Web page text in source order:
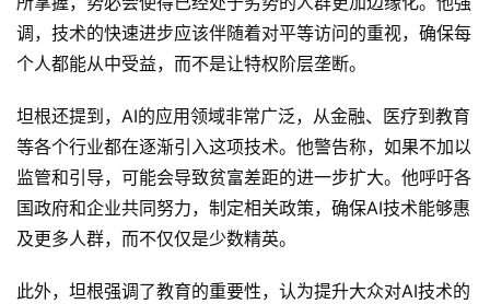
用
汇
A
I
知
识
库
登录 注册
调，技术的快速进步应该伴随着对平等访问的重视，确保每
个人都能从中受益，而不是让特权阶层垄断。
坦根还提到，AI的应用领域非常广泛，从金融、医疗到教育
等各个行业都在逐渐引入这项技术。他警告称，如果不加以
监管和引导，可能会导致贫富差距的进一步扩大。他呼吁各
国政府和企业共同努力，制定相关政策，确保AI技术能够惠
及更多人群，而不仅仅是少数精英。
此外，坦根强调了教育的重要性，认为提升大众对AI技术的